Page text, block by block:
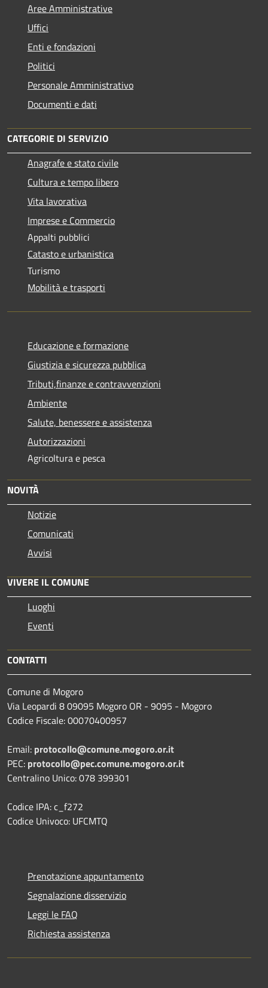
Aree Amministrative
Uffici
Enti e fondazioni
Politici
Personale Amministrativo
Documenti e dati
CATEGORIE DI SERVIZIO
Anagrafe e stato civile
Cultura e tempo libero
Vita lavorativa
Imprese e Commercio
Appalti pubblici
Catasto e urbanistica
Turismo
Mobilità e trasporti
Educazione e formazione
Giustizia e sicurezza pubblica
Tributi,finanze e contravvenzioni
Ambiente
Salute, benessere e assistenza
Autorizzazioni
Agricoltura e pesca
NOVITÀ
Notizie
Comunicati
Avvisi
VIVERE IL COMUNE
Luoghi
Eventi
CONTATTI
Comune di Mogoro
Via Leopardi 8 09095 Mogoro OR - 9095 - Mogoro
Codice Fiscale: 00070400957
Email: protocollo@comune.mogoro.or.it
PEC: protocollo@pec.comune.mogoro.or.it
Centralino Unico: 078 399301
Codice IPA: c_f272
Codice Univoco: UFCMTQ
Prenotazione appuntamento
Segnalazione disservizio
Leggi le FAQ
Richiesta assistenza